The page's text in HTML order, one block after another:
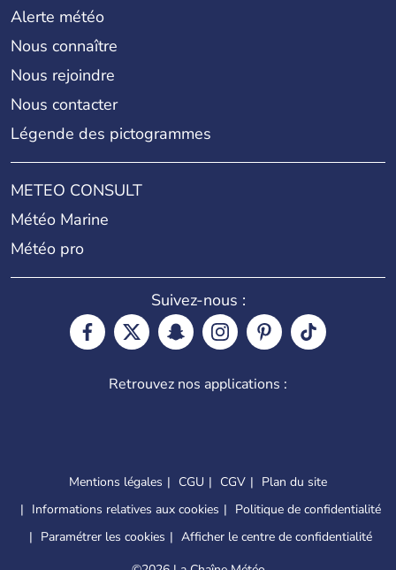
Alerte météo
Nous connaître
Nous rejoindre
Nous contacter
Légende des pictogrammes
METEO CONSULT
Météo Marine
Météo pro
Suivez-nous :
Retrouvez nos applications :
Mentions légales CGU CGV
Plan du site
Informations relatives aux cookies
Politique de confidentialité
Paramétrer les cookies
Afficher le centre de confidentialité